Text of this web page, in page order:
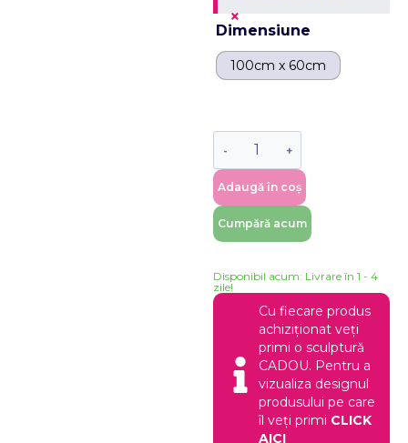
×
Dimensiune
100cm x 60cm
Adaugă în coș
Cumpără acum
Disponibil acum: Livrare în 1 - 4
zile!
Cu fiecare produs
achiziționat veți
primi o sculptură
CADOU. Pentru a
vizualiza designul
produsului pe care
îl veți primi CLICK
AICI